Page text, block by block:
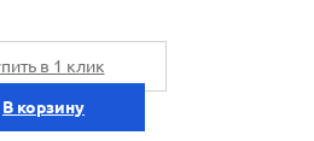
в 1 клик
В корзину